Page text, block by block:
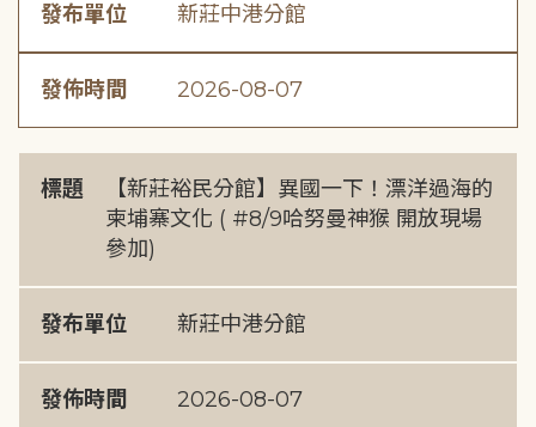
發布單位 新莊中港分館
發佈時間 2026-08-07
標題
【新莊裕民分館】異國一下！漂洋過海的
柬埔寨文化 ( #8/9哈努曼神猴 開放現場
參加)
發布單位 新莊中港分館
發佈時間 2026-08-07